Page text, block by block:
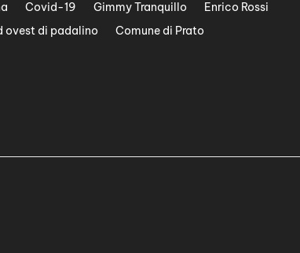
Covid-19 Gimmy Tranquillo
Enrico Rossi
ovest di padalino
Comune di Prato